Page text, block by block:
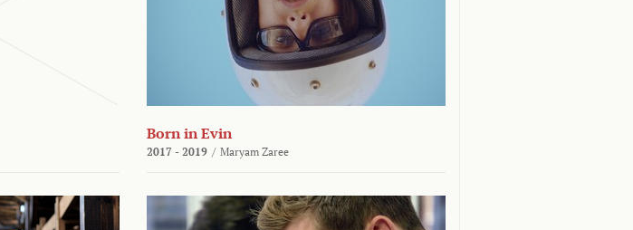
Born in Evin
2017 - 2019 / Maryam Zaree